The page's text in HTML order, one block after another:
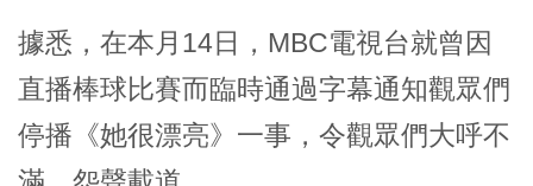
據悉，在本月14日，MBC電視台就曾因
直播棒球比賽而臨時通過字幕通知觀眾們
停播《她很漂亮》一事，令觀眾們大呼不